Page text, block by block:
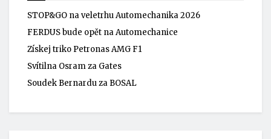
STOP&GO na veletrhu Automechanika 2026
FERDUS bude opět na Automechanice
Získej triko Petronas AMG F1
Svítilna Osram za Gates
Soudek Bernardu za BOSAL